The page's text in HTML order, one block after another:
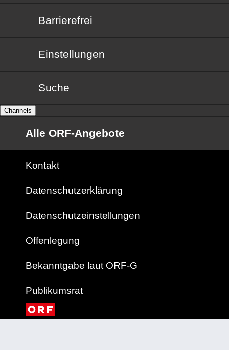
Barrierefrei
Barrierefrei
Einstellungen
Suche
Channels
Alle ORF-Angebote
Kontakt
Datenschutzerklärung
Datenschutzeinstellungen
Offenlegung
Bekanntgabe laut ORF-G
Publikumsrat